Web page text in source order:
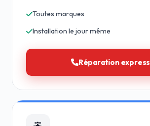
Toutes marques
Installation le jour même
Réparation express